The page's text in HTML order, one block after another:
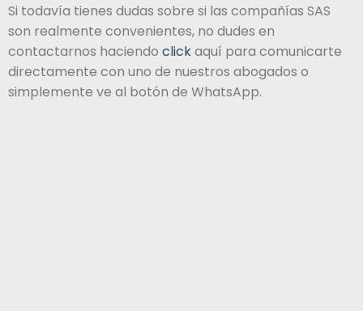
Si todavía tienes dudas sobre si las compañías SAS
son realmente convenientes, no dudes en
contactarnos haciendo clickaquí para comunicarte
directamente con uno de nuestros abogados o
simplemente ve al botón de WhatsApp.